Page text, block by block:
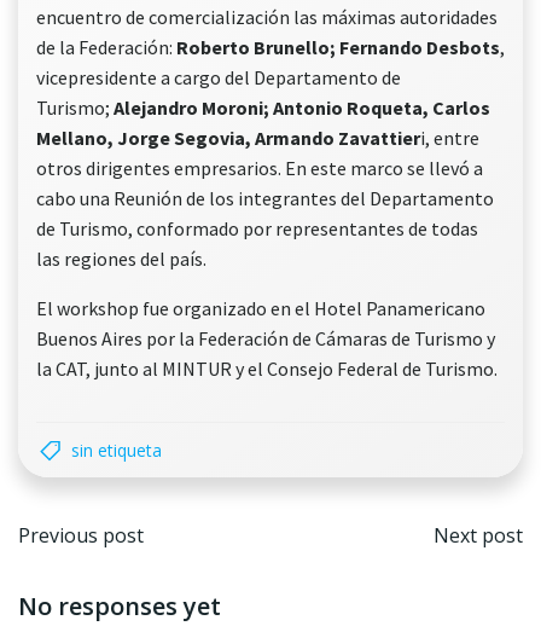
encuentro de comercialización las máximas autoridades
de la Federación: Roberto Brunello; Fernando Desbots,
vicepresidente a cargo del Departamento de
Turismo; Alejandro Moroni; Antonio Roqueta, Carlos
Mellano, Jorge Segovia, Armando Zavattieri, entre
otros dirigentes empresarios. En este marco se llevó a
cabo una Reunión de los integrantes del Departamento
de Turismo, conformado por representantes de todas
las regiones del país.
El workshop fue organizado en el Hotel Panamericano
Buenos Aires por la Federación de Cámaras de Turismo y
la CAT, junto al MINTUR y el Consejo Federal de Turismo.
sin etiqueta
Navegación
por
Previous post Next post
No responses yet